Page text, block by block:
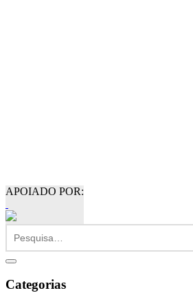
APOIADO POR:
Categorias